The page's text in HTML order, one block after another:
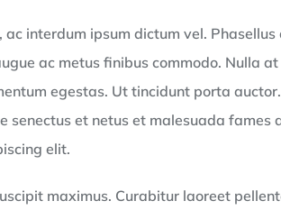
ac interdum ipsum dictum vel.
ac metus finibus commodo. Nulla
egestas. Ut tincidunt porta
senectus et netus et malesuada fames
elit.
maximus. Curabitur laoreet